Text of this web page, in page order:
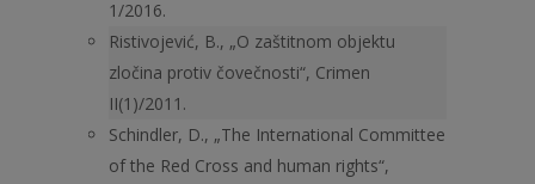
1/2016.
Ristivojević, B., „O zaštitnom objektu
zločina protiv čovečnosti“, Crimen
II(1)/2011.
Schindler, D., „The International Committee
of the Red Cross and human rights“,